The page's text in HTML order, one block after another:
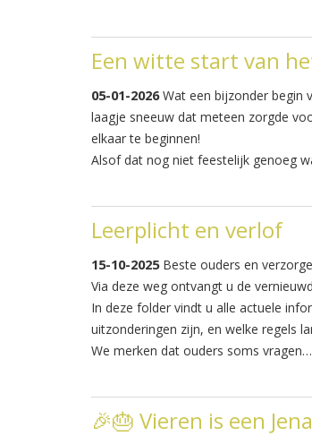
Een witte start van
05-01-2026Wat een bijzonder begin
laagje sneeuw dat meteen zorgde
elkaar te beginnen!
Alsof dat nog niet feestelijk genoeg
Leerplicht en verlof
15-10-2025Beste ouders en
Via deze weg ontvangt u de
In deze folder vindt u alle actuele
uitzonderingen zijn, en welke regels
We merken dat ouders soms vragen…
🎉🎂 Vieren is een